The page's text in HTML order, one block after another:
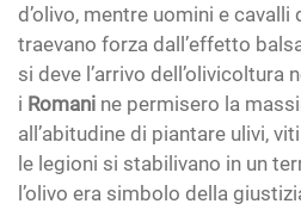
d’olivo, mentre uomini e
traevano forza dall’effetto
si deve l’arrivo dell’olivicoltura
i Romani ne permisero la
all’abitudine di piantare ulivi,
le legioni si stabilivano in un
l’olivo era simbolo della